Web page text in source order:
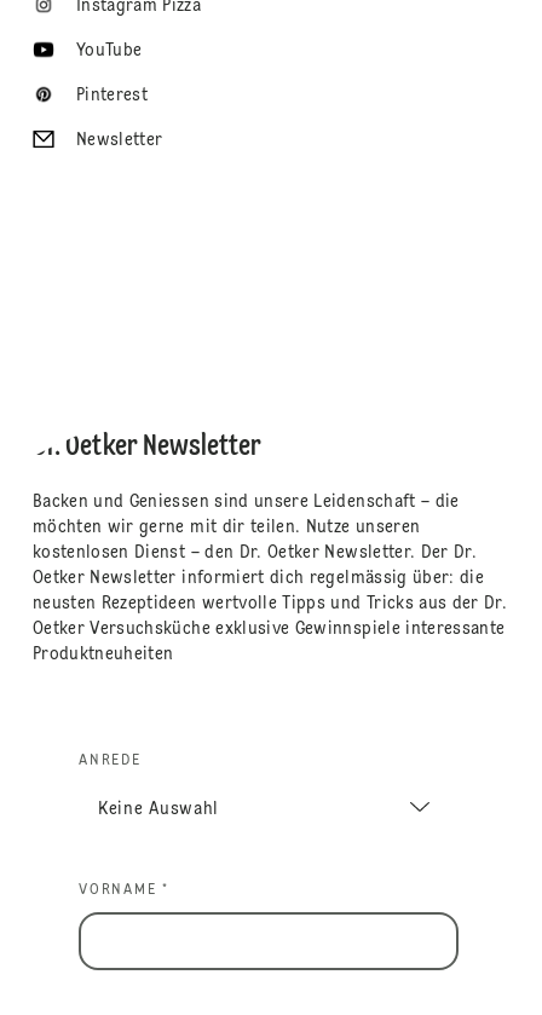
Instagram Pizza
YouTube
Pinterest
Newsletter
Dr. Oetker Newsletter
Backen und Geniessen sind unsere Leidenschaft – die
möchten wir gerne mit dir teilen. Nutze unseren
kostenlosen Dienst – den Dr. Oetker Newsletter. Der Dr.
Oetker Newsletter informiert dich regelmässig über: die
neusten Rezeptideen wertvolle Tipps und Tricks aus der Dr.
Oetker Versuchsküche exklusive Gewinnspiele interessante
Produktneuheiten
ANREDE
VORNAME *